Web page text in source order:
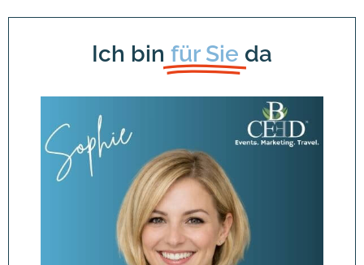
Ich bin für Sie da